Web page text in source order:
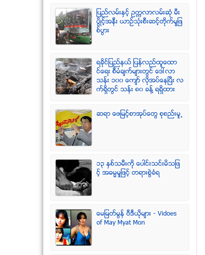
ျပည္လမ္းႏွင့္ ဥကၠလာလမ္းဆုံ မီး
ပြိဳင့္အနီး ယာဥ္သုံးစီးဆင့္တိုက္မႈျဖ
စ္ပြား
ရခုိင္ျပည္နယ္ ျပန္လည္ထူေထာ
င္ေရး စီမံခ်က္မ်ားတြင္ ေဒၚလာ
သန္း ၁၀၀ ေက်ာ္ လုိအပ္ေနၿပီး လ
က္ရွိတြင္ သန္း ၈၀ ခန္႔ ရရွိထား
ဆရာ ေဖျမင့္စာအုပ္ေတြ စုစည္းမူ႕
၁၃ ႏွစ္သမီးကို ေပါင္းသင္းမိသျဖ
င့္ အဓမၼမႈျဖင့္ တရားစြဲခံရ
ေမျမတ္မြန္ ဗီဒီယုိမ်ား - Vidoes
of May Myat Mon